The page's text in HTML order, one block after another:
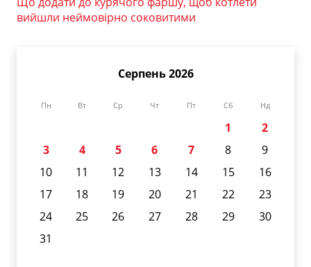
вийшли неймовірно соковитими
Серпень 2026
Пн Вт Ср Чт Пт Сб Нд
1
2
3
4 5 6 7 8
9
10
11 12 13 14 15
16
17
18 19 20 21 22
23
24
25 26 27 28 29
30
31